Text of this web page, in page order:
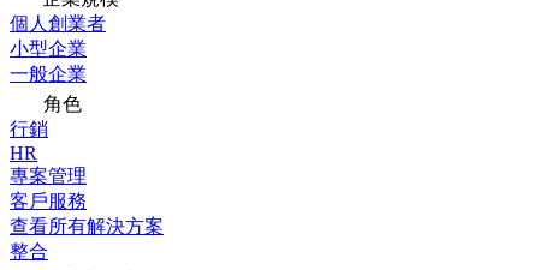
個人創業者
小型企業
一般企業
角色
行銷
HR
專案管理
客戶服務
查看所有解決方案
整合